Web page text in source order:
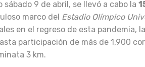
sábado 9 de abril, se llevó a cabo la
marco del Estadio Olímpico
en el regreso de esta pandemia,
participación de más de 1,900
3 km.